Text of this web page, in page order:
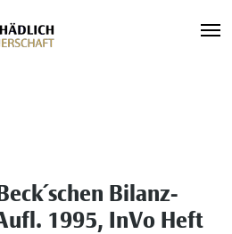
Bilanz-
1995, InVo Heft